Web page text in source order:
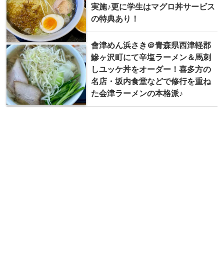
実施♪更に学生はマグロ丼サービス
の特典あり！
會津めん浜さき＠青森県西津軽郡
鰺ヶ沢町にて辛塩ラーメン＆馬刺
しユッケ丼をオーダー！喜多方の
名店・坂内食堂などで修行を重ね
た会津ラーメンの本格派♪